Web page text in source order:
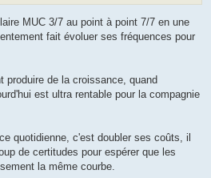
MUC 3/7 au point à point 7/7 en une
fait évoluer ses fréquences pour
produire de la croissance, quand
est ultra rentable pour la compagnie
quotidienne, c'est doubler ses coûts, il
de certitudes pour espérer que les
la même courbe.